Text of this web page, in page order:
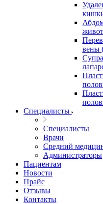
вены
Специалисты
Специалисты
Врачи
Средний
Администраторы
Пациентам
Новости
Прайс
Отзывы
Контакты